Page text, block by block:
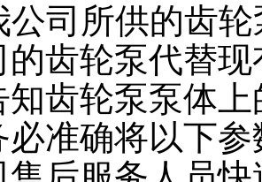
司所供的齿轮
的齿轮泵代替
知齿轮泵泵体
必准确将以下